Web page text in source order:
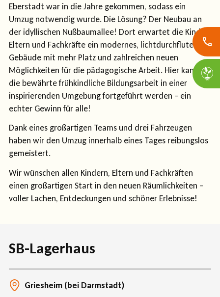
Eberstadt war in die Jahre gekommen, sodass ein
Umzug notwendig wurde. Die Lösung? Der Neubau an
der idyllischen Nußbaumallee! Dort erwartet die Kinder,
Eltern und Fachkräfte ein modernes, lichtdurchflutetes
Gebäude mit mehr Platz und zahlreichen neuen
Möglichkeiten für die pädagogische Arbeit. Hier kann
die bewährte frühkindliche Bildungsarbeit in einer
inspirierenden Umgebung fortgeführt werden – ein
echter Gewinn für alle!
Dank eines großartigen Teams und drei Fahrzeugen
haben wir den Umzug innerhalb eines Tages reibungslos
gemeistert.
Wir wünschen allen Kindern, Eltern und Fachkräften
einen großartigen Start in den neuen Räumlichkeiten –
voller Lachen, Entdeckungen und schöner Erlebnisse!
SB-Lagerhaus
Griesheim (bei Darmstadt)